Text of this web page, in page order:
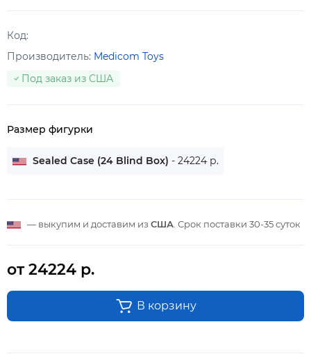
Код:
Производитель: Medicom Toys
Под заказ из США
Размер фигурки
Sealed Case (24 Blind Box) - 24224 р.
— выкупим и доставим из США . Срок поставки 30-35 суток
от 24224 р.
В корзину